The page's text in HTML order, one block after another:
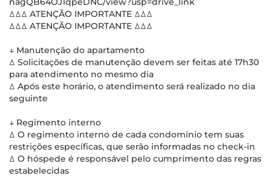
ꕔꕔꕔ ATENÇÃO IMPORTANTE ꕔꕔꕔ
ꕔꕔꕔ ATENÇÃO IMPORTANTE ꕔꕔꕔ
↓ Manutenção do apartamento
ꕔ Solicitações de manutenção devem ser feitas até 17h30
para atendimento no mesmo dia
ꕔ Após este horário, o atendimento será realizado no dia
seguinte
↓ Regimento interno
ꕔ O regimento interno de cada condomínio tem suas
restrições específicas, que serão informadas no check-in
ꕔ O hóspede é responsável pelo cumprimento das regras
estabelecidas